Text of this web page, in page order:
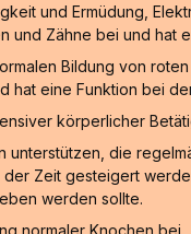
und Ermüdung,
und Zähne bei und hat
Bildung von
hat eine Funktion bei
körperlicher
die
Zeit gesteigert
werden sollte.
normaler Knochen bei.